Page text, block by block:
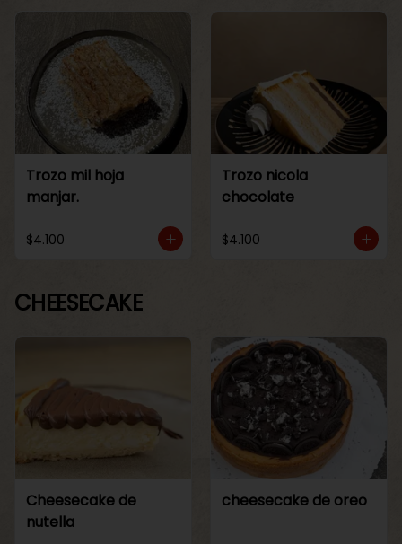
Trozo mil hoja
manjar.
$4.100
Trozo nicola
chocolate
$4.100
CHEESECAKE
Cheesecake de
nutella
cheesecake de oreo